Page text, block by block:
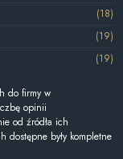
(18)
(19)
(19)
do firmy w
opinii
od źródła ich
dostępne były kompletne